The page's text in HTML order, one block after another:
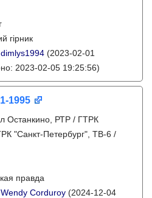
гірник
dimlys1994 (2023-02-01
2023-02-05 19:25:56)
1995
Останкино, РТР / ГТРК
"Санкт-Петербург", ТВ-6 /
правда
Wendy Corduroy (2024-12-04